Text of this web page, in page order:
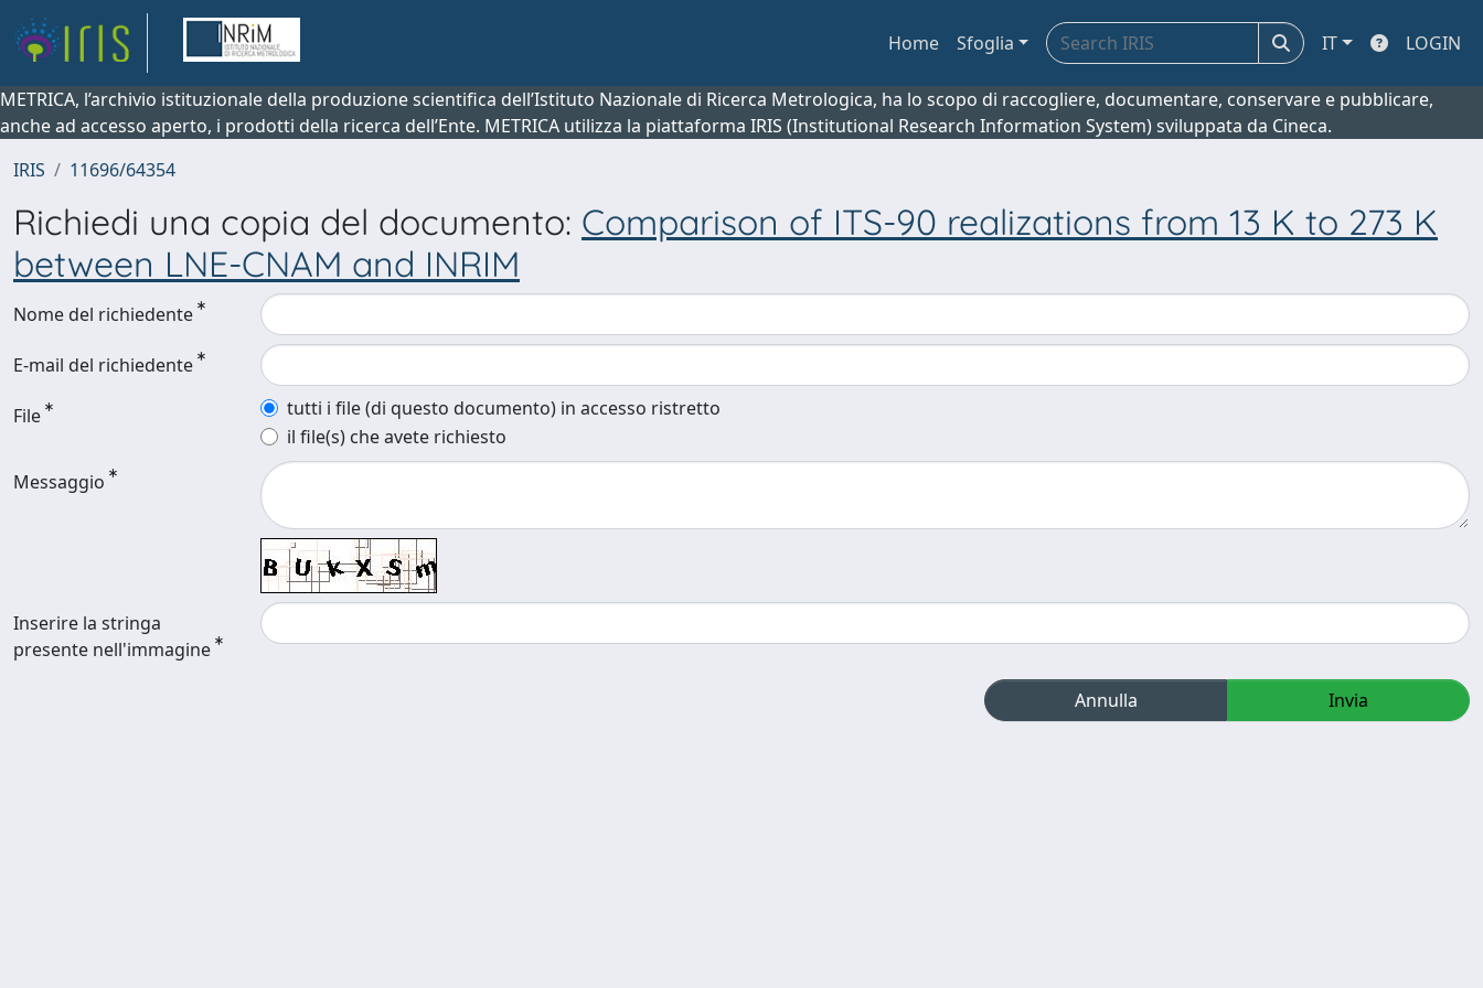
Home Sfoglia IT LOGIN
METRICA, l’archivio istituzionale della produzione scientifica dell’Istituto Nazionale di Ricerca Metrologica, ha lo scopo di raccogliere, documentare, conservare e pubblicare,
anche ad accesso aperto, i prodotti della ricerca dell’Ente. METRICA utilizza la piattaforma IRIS (Institutional Research Information System) sviluppata da Cineca.
IRIS
11696/64354
Richiedi una copia del documento: Comparison of ITS-90 realizations from 13 K to 273 K
between LNE-CNAM and INRIM
Nome del richiedente
E-mail del richiedente
File
tutti i file (di questo documento) in accesso ristretto
il file(s) che avete richiesto
Messaggio
Inserire la stringa
presente nell'immagine
Annulla Invia